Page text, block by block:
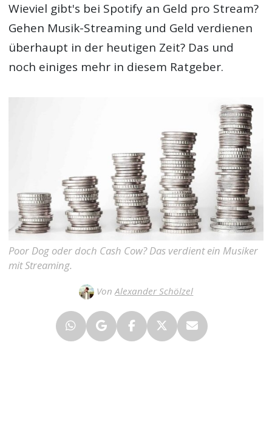
Wieviel gibt's bei Spotify an Geld pro Stream?
Gehen Musik-Streaming und Geld verdienen
überhaupt in der heutigen Zeit? Das und
noch einiges mehr in diesem Ratgeber.
Poor Dog oder doch Cash Cow? Das verdient ein Musiker
mit Streaming.
VonAlexander Schölzel